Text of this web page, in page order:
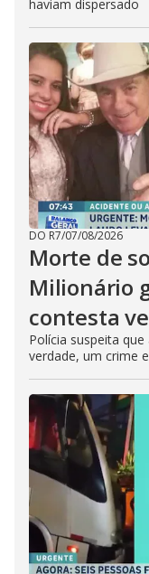
haviam dispersado
DO R7/07/08/2026
Morte de
Milionário
contesta
Polícia suspeita
verdade, um crime